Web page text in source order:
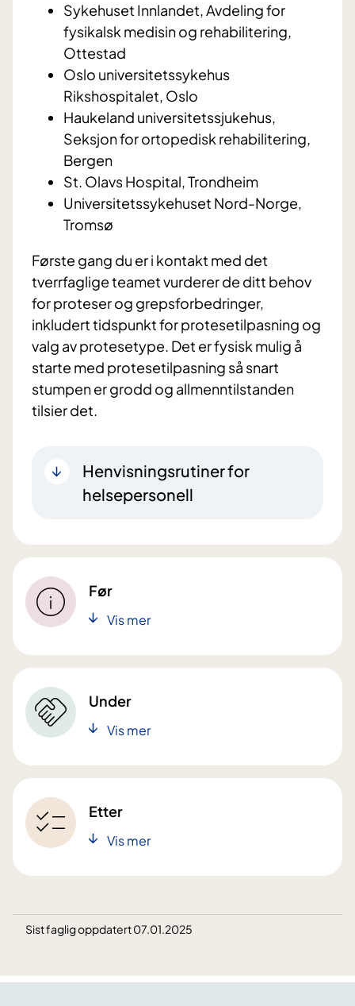
Sykehuset Innlandet, Avdeling for
fysikalsk medisin og rehabilitering,
Ottestad
Oslo universitetssykehus
Rikshospitalet, Oslo
Haukeland universitetssjukehus,
Seksjon for ortopedisk rehabilitering,
Bergen
St. Olavs Hospital, Trondheim
Universitetssykehuset Nord-Norge,
Tromsø
Første gang du er i kontakt med det
tverrfaglige teamet vurderer de ditt behov
for proteser og grepsforbedringer,
inkludert tidspunkt for protesetilpasning og
valg av protesetype. Det er fysisk mulig å
starte med protesetilpasning så snart
stumpen er grodd og allmenntilstanden
tilsier det.
Henvisningsrutiner for
helsepersonell
Før
Vis mer
Under
Vis mer
Etter
Vis mer
Sist faglig oppdatert 07.01.2025